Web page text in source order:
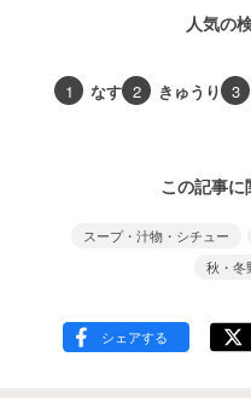
人気の
1 なす 2 きゅうり 3
この記事に
スープ・汁物・シチュー
秋・冬